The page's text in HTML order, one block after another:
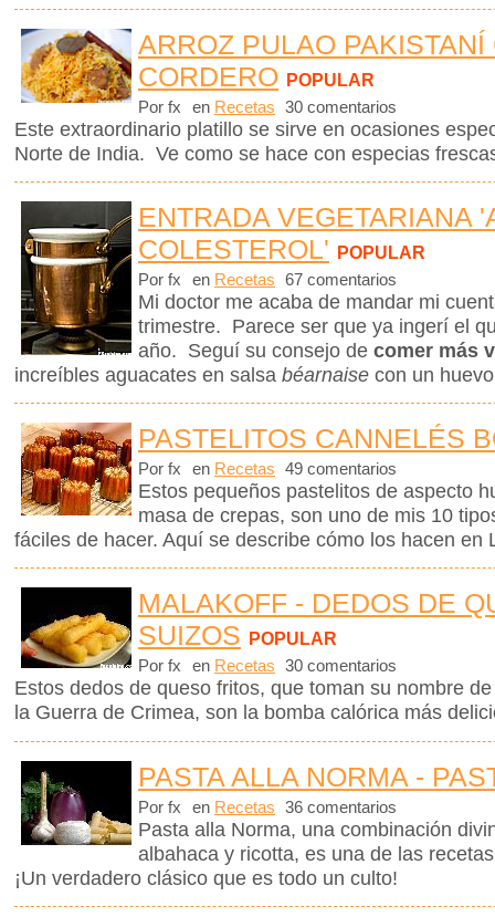
ARROZ PULAO PAKISTANÍ
CORDERO POPULAR
Por fx en Recetas 30 comentarios
Este extraordinario platillo se sirve en ocasiones
Norte de India. Ve como se hace con especias
ENTRADA VEGETARIANA
COLESTEROL' POPULAR
Por fx en Recetas 67 comentarios
Mi doctor me acaba de mandar mi
trimestre. Parece ser que ya ingerí el
año. Seguí su consejo de comer más
increíbles aguacates en salsa béarnaise con un
PASTELITOS CANNELÉS
Por fx en Recetas 49 comentarios
Estos pequeños pastelitos de aspecto
masa de crepas, son uno de mis 10
fáciles de hacer. Aquí se describe cómo los hacen en
MALAKOFF - DEDOS DE
SUIZOS
POPULAR
Por fx en Recetas 30 comentarios
Estos dedos de queso fritos, que toman su nombre
la Guerra de Crimea, son la bomba calórica más
PASTA ALLA NORMA -
Por fx en Recetas 36 comentarios
Pasta alla Norma, una combinación
albahaca y ricotta, es una de las
¡Un verdadero clásico que es todo un culto!